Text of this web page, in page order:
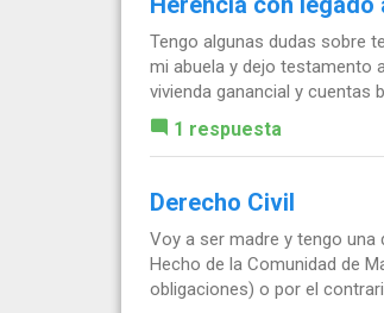
Tengo algunas dudas sobre
mi abuela y dejo testamento
vivienda ganancial y cuentas
1 respuesta
Derecho Civil
Voy a ser madre y tengo una
Hecho de la Comunidad de
obligaciones) o por el